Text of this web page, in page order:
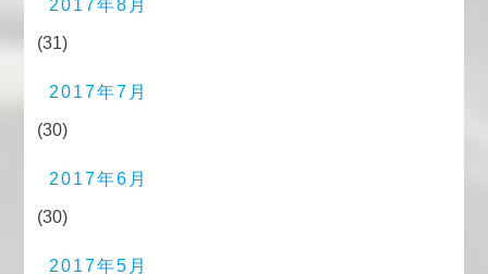
2017年8月
(31)
2017年7月
(30)
2017年6月
(30)
2017年5月